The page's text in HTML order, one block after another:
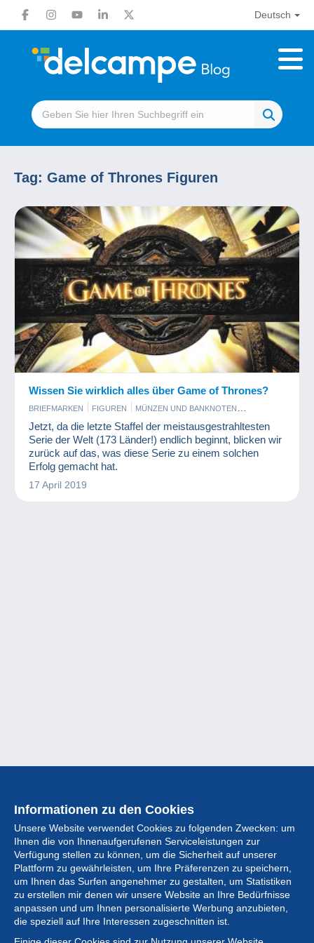
Deutsch
Tag: Game of Thrones Figuren
Wissen Sie wirklich alles über Game of Thrones?
BRIEFMARKEN FIGUREN
MÜNZEN UND BANKNOTEN
PHOTOGRAPHICA
SCHMUCK
Jetzt, da die letzte Staffel der meistausgestrahltesten
Serie der Welt (173 Länder!) endlich beginnt, blicken wir
zurück auf das, was diese Serie zu einem solchen
Erfolg gemacht hat.
17 April 2019
Informationen zu den Cookies
Unsere Website verwendet Cookies zu folgenden Zwecken: um
Ihnen die von Ihnenaufgerufenen Serviceleistungen zur
Verfügung stellen zu können, um die Sicherheit auf unserer
Plattform zu gewährleisten, um Ihre Präferenzen zu speichern,
um Ihnen das Surfen angenehmer zu gestalten, um Statistiken
zu erstellen mir denen wir unsere Website an Ihre Bedürfnisse
anpassen und um Ihnen personalisierte Werbung anzubieten,
die speziell auf Ihre Interessen zugeschnitten ist.
Sammlung